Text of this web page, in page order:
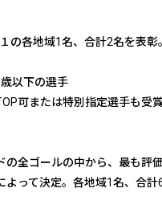
各地域1名、合計2名を表彰
以下の選手
可または特別指定選手も受賞
全ゴールの中から、最も評
って決定。各地域1名、合計